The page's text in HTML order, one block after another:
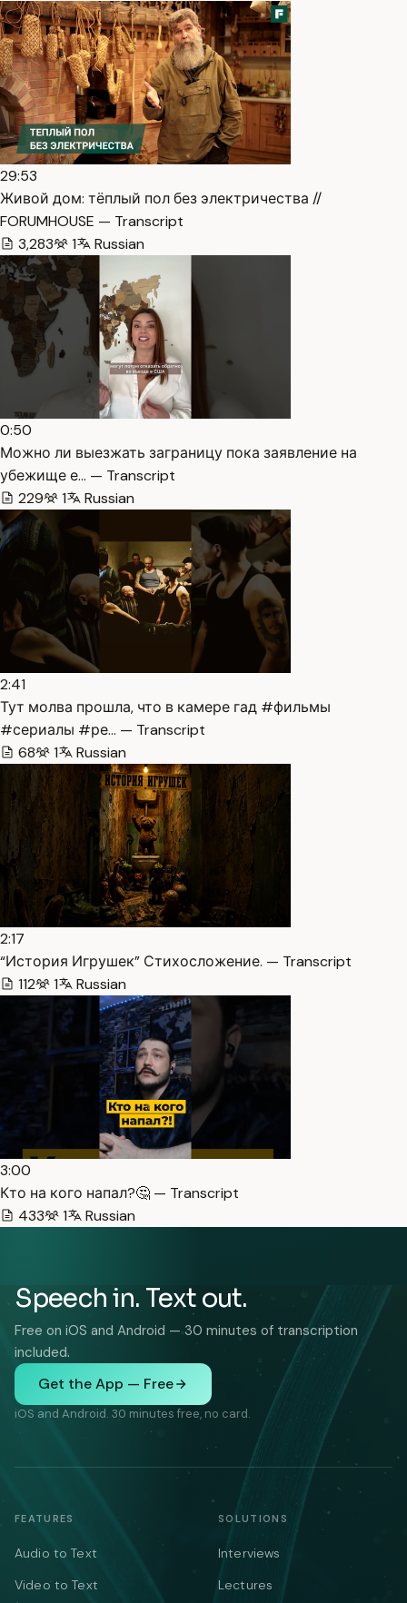
29:53
Живой дом: тёплый пол без электричества //
FORUMHOUSE — Transcript
3,283
1 Russian
0:50
Можно ли выезжать заграницу пока заявление на
убежище е… — Transcript
229
1 Russian
2:41
Тут молва прошла, что в камере гад #фильмы
#сериалы #ре… — Transcript
68
1 Russian
2:17
“История Игрушек” Стихосложение. — Transcript
112
1 Russian
3:00
Кто на кого напал?🤔 — Transcript
433
1 Russian
Speech in. Text out.
Free on iOS and Android — 30 minutes of transcription
included.
Get the App — Free
iOS and Android. 30 minutes free, no card.
FEATURES
Audio to Text
Video to Text
SOLUTIONS
Interviews
Lectures